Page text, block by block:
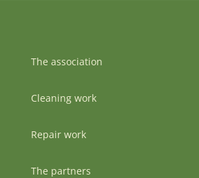
The association
Cleaning work
Repair work
The partners